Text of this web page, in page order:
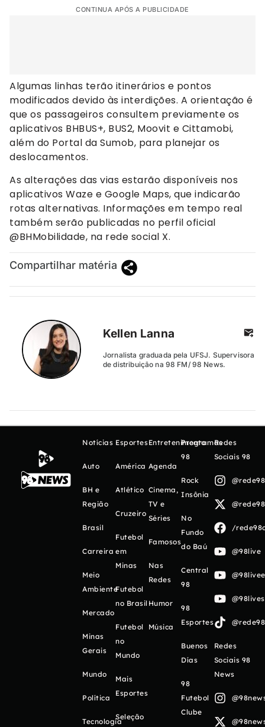
CONTINUA APÓS A PUBLICIDADE
Algumas linhas terão itinerários e pontos
modificados devido às interdições. A orientação é
que os passageiros consultem previamente os
aplicativos BHBUS+, BUS2, Moovit e Cittamobi,
além do Portal da Sumob, para planejar os
deslocamentos.
As alterações das vias estarão disponíveis nos
aplicativos Waze e Google Maps, que indicarão
rotas alternativas. Informações em tempo real
também serão publicadas no perfil oficial
@BHMobilidade, na rede social X.
Compartilhar matéria
Kellen Lanna
Jornalista graduada pela UFSJ. Supervisora
de distribuição na 98 FM/ 98 News.
Notícias
Auto
BH e
Região
Brasil
Carreira
Meio
Ambiente
Mercado
Minas
Gerais
Mundo
Política
Tecnologia
Esportes
América
Atlético
Cruzeiro
Futebol
em
Minas
Futebol
no Brasil
Futebol
no
Mundo
Mais
Esportes
Seleção
Entretenimento
Agenda
Cinema,
TV e
Séries
Famosos
Nas
Redes
Humor
Música
Programas
98
Rock
Insônia
No
Fundo
do Baú
Central
98
98
Esportes
Buenos
Días
98
Futebol
Clube
Redes
Sociais 98
/
@98live
Redes
Sociais 98
News